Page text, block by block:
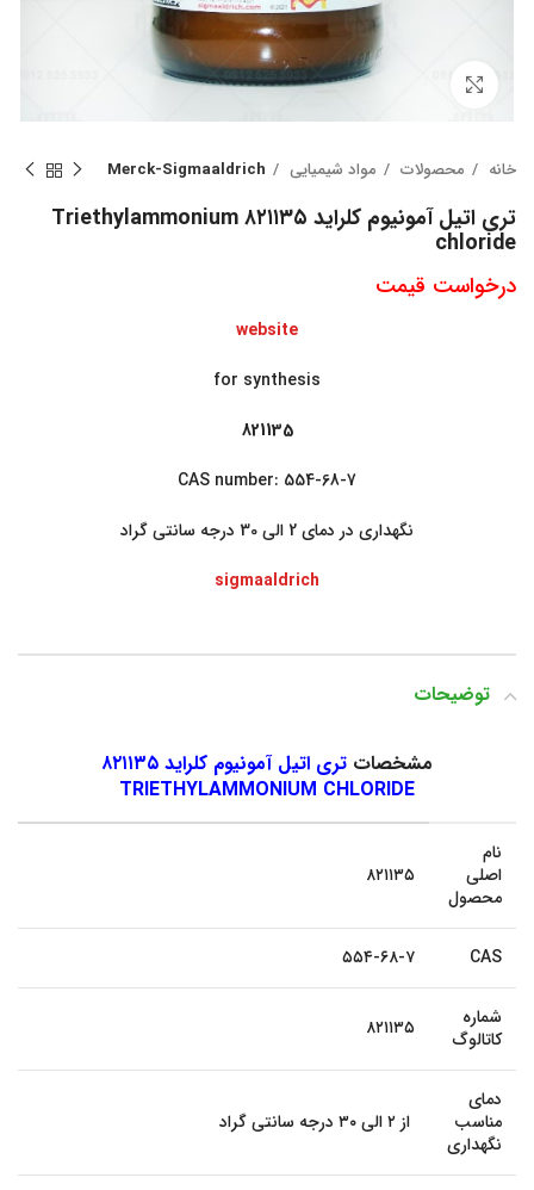
بزرگنمایی تصویر
خانه محصولات مواد شیمیایی Merck-Sigmaaldrich
تری اتیل آمونیوم کلراید ۸۲۱۱۳۵ Triethylammonium
chloride
درخواست قیمت
website
for synthesis
821135
CAS number: 554-68-7
نگهداری در دمای 2 الی 30 درجه سانتی گراد
sigmaaldrich
توضیحات
مشخصات
تری اتیل آمونیوم کلراید ۸۲۱۱۳۵
TRIETHYLAMMONIUM CHLORIDE
نام
اصلی
محصول
۸۲۱۱۳۵
CAS ۵۵۴-۶۸-۷
شماره
کاتالوگ
۸۲۱۱۳۵
دمای
مناسب
نگهداری
از ۲ الی ۳۰ درجه سانتی گراد